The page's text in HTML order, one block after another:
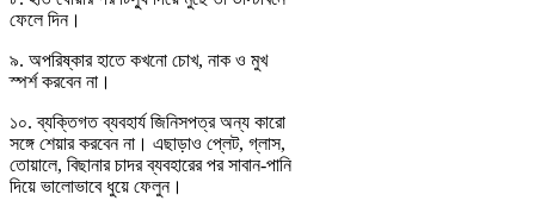
ফেলে দিন।
৯. অপরিষ্কার হাতে কখনো চোখ, নাক ও মুখ
স্পর্শ করবেন না।
১০. ব্যক্তিগত ব্যবহার্য জিনিসপত্র অন্য কারো
সঙ্গে শেয়ার করবেন না। এছাড়াও প্লেট, গ্লাস,
তোয়ালে, বিছানার চাদর ব্যবহারের পর সাবান-পানি
দিয়ে ভালোভাবে ধুয়ে ফেলুন।